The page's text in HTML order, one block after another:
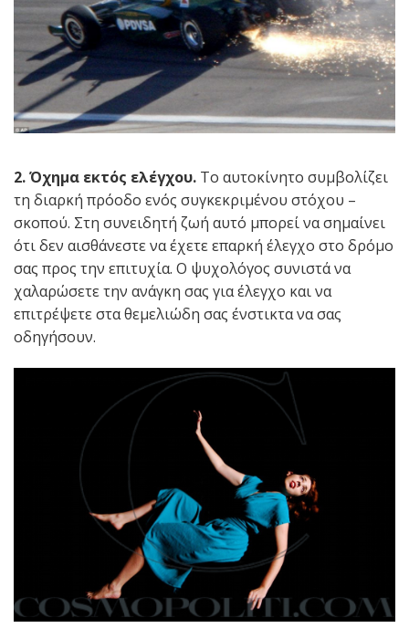
2. Όχημα εκτός ελέγχου. Το αυτοκίνητο συμβολίζει
τη διαρκή πρόοδο ενός συγκεκριμένου στόχου –
σκοπού. Στη συνειδητή ζωή αυτό μπορεί να σημαίνει
ότι δεν αισθάνεστε να έχετε επαρκή έλεγχο στο δρόμο
σας προς την επιτυχία. Ο ψυχολόγος συνιστά να
χαλαρώσετε την ανάγκη σας για έλεγχο και να
επιτρέψετε στα θεμελιώδη σας ένστικτα να σας
οδηγήσουν.